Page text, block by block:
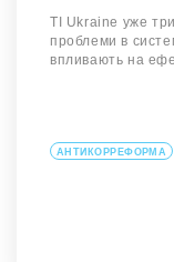
TI Ukraine уже
проблеми в
впливають на
АНТИКОРРЕФОРМА